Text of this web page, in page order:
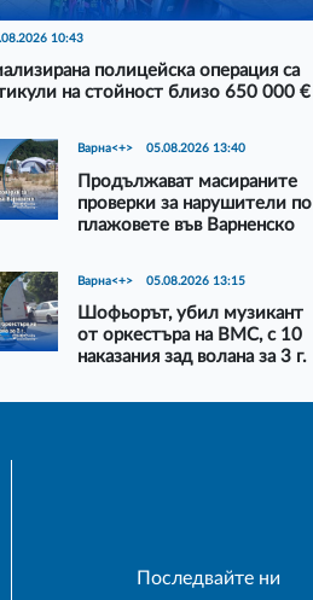
10:43
полицейска операция са
на стойност близо 650 000 €
Варна<+> 05.08.2026 13:40
Продължават масираните
проверки за нарушители по
плажовете във Варненско
Варна<+> 05.08.2026 13:15
Шофьорът, убил музикант
от оркестъра на ВМС, с 10
наказания зад волана за 3 г.
Последвайте ни